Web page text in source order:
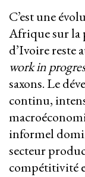
C’est une
Afrique sur la
d’Ivoire reste
work in
saxons. Le
continu,
informel
secteur
compétitivité